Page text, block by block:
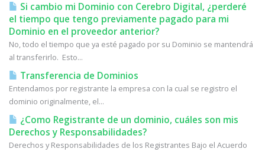
Si cambio mi Dominio con Cerebro Digital, ¿perderé
el tiempo que tengo previamente pagado para mi
Dominio en el proveedor anterior?
No, todo el tiempo que ya esté pagado por su Dominio se mantendrá
al transferirlo. Esto...
Transferencia de Dominios
Entendamos por registrante la empresa con la cual se registro el
dominio originalmente, el...
¿Como Registrante de un dominio, cuáles son mis
Derechos y Responsabilidades?
Derechos y Responsabilidades de los Registrantes Bajo el Acuerdo